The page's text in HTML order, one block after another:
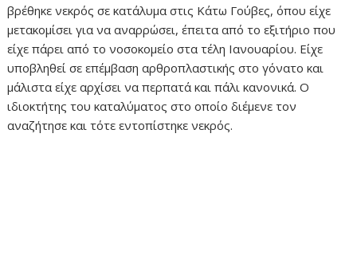
βρέθηκε νεκρός σε κατάλυμα στις Κάτω Γούβες, όπου είχε
μετακομίσει για να αναρρώσει, έπειτα από το εξιτήριο που
είχε πάρει από το νοσοκομείο στα τέλη Ιανουαρίου. Είχε
υποβληθεί σε επέμβαση αρθροπλαστικής στο γόνατο και
μάλιστα είχε αρχίσει να περπατά και πάλι κανονικά. Ο
ιδιοκτήτης του καταλύματος στο οποίο διέμενε τον
αναζήτησε και τότε εντοπίστηκε νεκρός.